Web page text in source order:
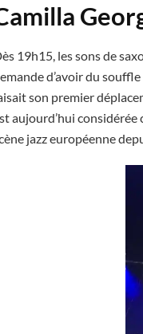
19h15, les sons de
d’avoir du souffle
son premier
aujourd’hui considérée
jazz européenne